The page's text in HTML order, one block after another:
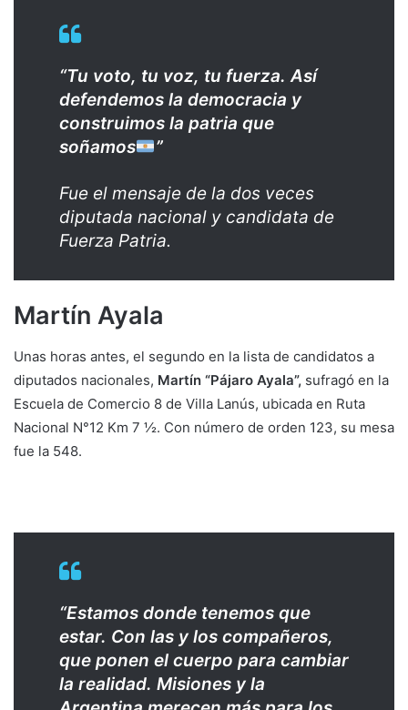
“Tu voto, tu voz, tu fuerza. Así
defendemos la democracia y
construimos la patria que
soñamos
”
Fue el mensaje de la dos veces
diputada nacional y candidata de
Fuerza Patria.
Martín Ayala
Unas horas antes, el segundo en la lista de candidatos a
diputados nacionales, Martín “Pájaro Ayala”, sufragó en la
Escuela de Comercio 8 de Villa Lanús, ubicada en Ruta
Nacional N°12 Km 7 ½. Con número de orden 123, su mesa
fue la 548.
“Estamos donde tenemos que
estar. Con las y los compañeros,
que ponen el cuerpo para cambiar
la realidad. Misiones y la